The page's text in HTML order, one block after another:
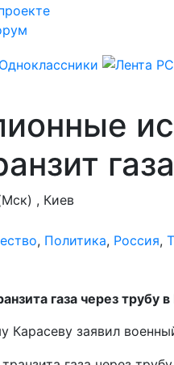
газа
, Киев
, Политика, Россия,
газа через
заявил